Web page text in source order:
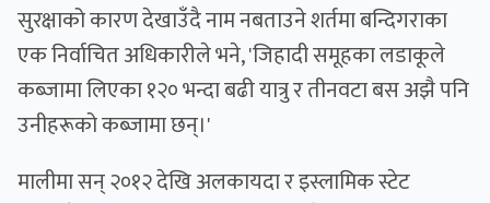
सुरक्षाको कारण देखाउँदै नाम नबताउने शर्तमा बन्दिगराका
एक निर्वाचित अधिकारीले भने, 'जिहादी समूहका लडाकूले
कब्जामा लिएका १२० भन्दा बढी यात्रु र तीनवटा बस अझै पनि
उनीहरूको कब्जामा छन्।'
मालीमा सन् २०१२ देखि अलकायदा र इस्लामिक स्टेट